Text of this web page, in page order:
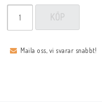
KÖP
Maila oss, vi svarar snabbt!